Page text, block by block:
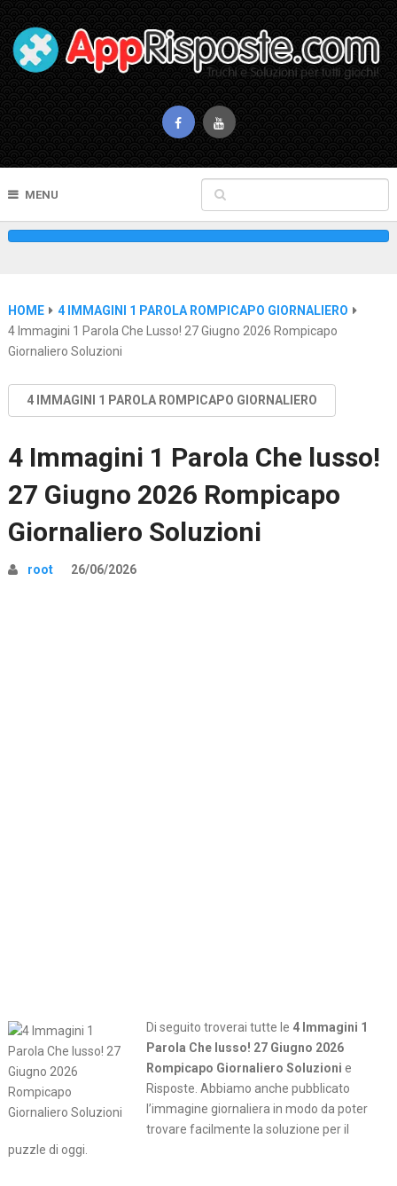
MENU
HOME
4 IMMAGINI 1 PAROLA ROMPICAPO GIORNALIERO
4 Immagini 1 Parola Che Lusso! 27 Giugno 2026 Rompicapo
Giornaliero Soluzioni
4 IMMAGINI 1 PAROLA ROMPICAPO GIORNALIERO
4 Immagini 1 Parola Che lusso!
27 Giugno 2026 Rompicapo
Giornaliero Soluzioni
root 26/06/2026
Di seguito troverai tutte le 4 Immagini 1
Parola Che lusso! 27 Giugno 2026
Rompicapo Giornaliero Soluzioni e
Risposte. Abbiamo anche pubblicato
l’immagine giornaliera in modo da poter
trovare facilmente la soluzione per il
puzzle di oggi.